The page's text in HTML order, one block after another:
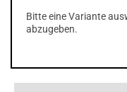
Bitte eine Variante
abzugeben.